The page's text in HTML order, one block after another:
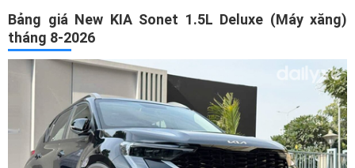
Bảng giá New KIA Sonet 1.5L Deluxe (Máy xăng)
tháng 8-2026